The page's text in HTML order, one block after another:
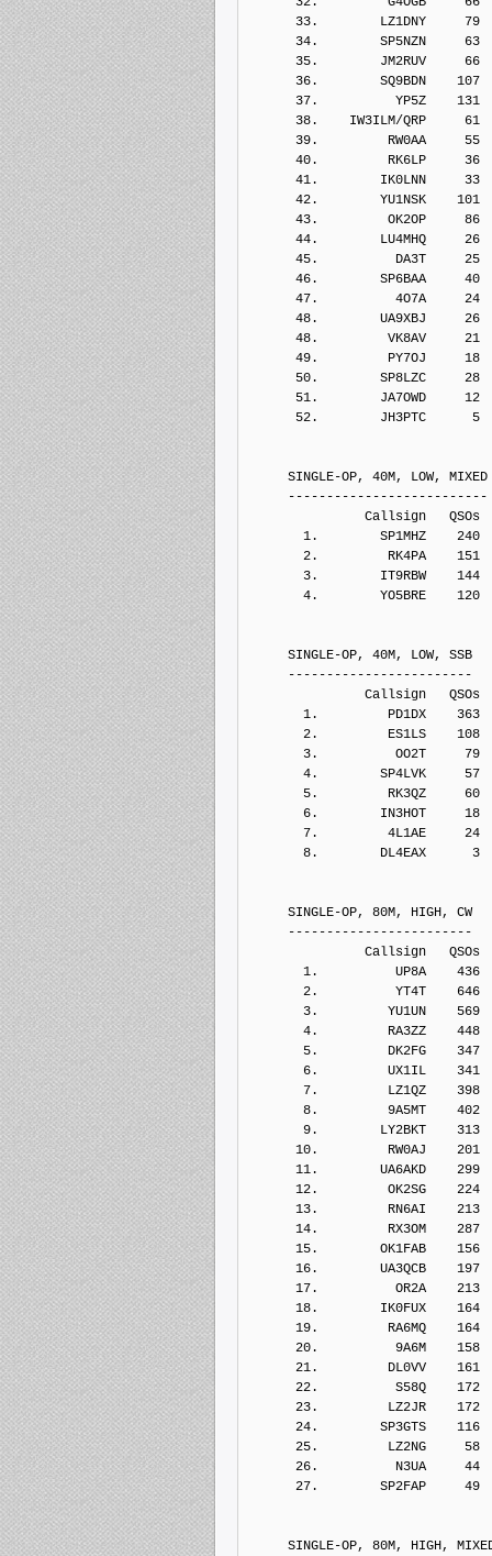
33.        LZ1DNY     79
34.        SP5NZN     63
35.        JM2RUV     66
36.        SQ9BDN    107
37.          YP5Z    131
38.    IW3ILM/QRP     61
39.         RW0AA     55
40.         RK6LP     36
41.        IK0LNN     33
42.        YU1NSK    101
43.         OK2OP     86
44.        LU4MHQ     26
45.          DA3T     25
46.        SP6BAA     40
47.          4O7A     24
48.        UA9XBJ     26
48.         VK8AV     21
49.         PY7OJ     18
50.        SP8LZC     28
51.        JA7OWD     12
52.        JH3PTC      5
SINGLE-OP, 40M, LOW, MIXED
--------------------------
Callsign   QSOs  Points
1.        SP1MHZ    240
2.         RK4PA    151
3.        IT9RBW    144
4.        YO5BRE    120
SINGLE-OP, 40M, LOW, SSB
------------------------
Callsign   QSOs  Points
1.         PD1DX    363
2.         ES1LS    108
3.          OO2T     79
4.        SP4LVK     57
5.         RK3QZ     60
6.        IN3HOT     18
7.         4L1AE     24
8.        DL4EAX      3
SINGLE-OP, 80M, HIGH, CW
------------------------
Callsign   QSOs  Points
1.          UP8A    436
2.          YT4T    646
3.         YU1UN    569
4.         RA3ZZ    448
5.         DK2FG    347
6.         UX1IL    341
7.         LZ1QZ    398
8.         9A5MT    402
9.        LY2BKT    313
10.         RW0AJ    201
11.        UA6AKD    299
12.         OK2SG    224
13.         RN6AI    213
14.         RX3OM    287
15.        OK1FAB    156
16.        UA3QCB    197
17.          OR2A    213
18.        IK0FUX    164
19.         RA6MQ    164
20.          9A6M    158
21.         DL0VV    161
22.          S58Q    172
23.         LZ2JR    172
24.        SP3GTS    116
25.         LZ2NG     58
26.          N3UA     44
27.        SP2FAP     49
SINGLE-OP, 80M, HIGH,